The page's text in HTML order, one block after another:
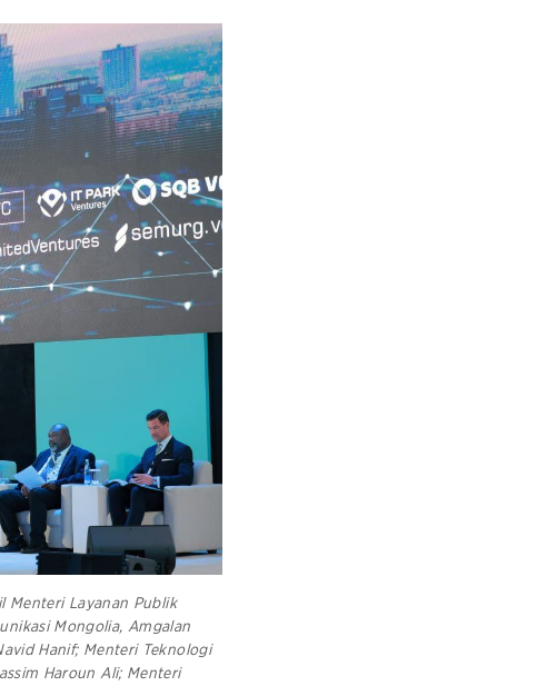
Menteri Layanan Publik
Mongolia, Amgalan
Hanif; Menteri Teknologi
Haroun Ali; Menteri